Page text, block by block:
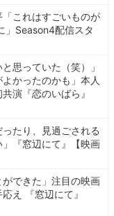
これはすごいものが
」Season4配信スタ
思っていた（笑）」
かったのかも」本人
演『恋のいばら』
たり、見過ごされる
『窓辺にて』【映画
できた」注目の映画
え 『窓辺にて』